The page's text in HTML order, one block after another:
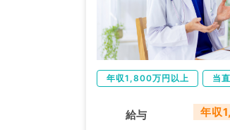
年収1,800万円以上 当
給与 年収